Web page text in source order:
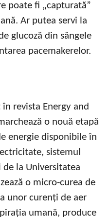
poate fi „capturată”
Ar putea servi la
glucoză din sângele
pacemakerelor.
revista Energy and
o nouă etapă
energie disponibile în
sistemul
la Universitatea
o micro-curea de
unor curenți de aer
umană, produce